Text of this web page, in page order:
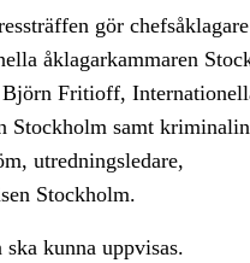
gör
åklagarkammaren
Björn Fritioff,
Stockholm samt
utredningsledare,
Stockholm.
kunna uppvisas.